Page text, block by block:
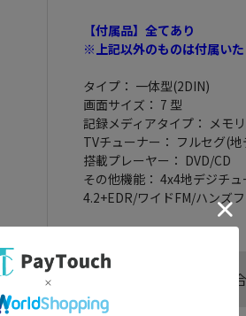
【付属品】全てあり
※上記以外のものは付属い
タイプ： 一体型(2DIN)
画面サイズ： 7 型
記録メディアタイプ： メモリ
TVチューナー： フルセグ(
搭載プレーヤー： DVD/CD
その他機能： 4x4地デジチ
4.2+EDR/ワイドFM/ハンズ
この商品へのお問い